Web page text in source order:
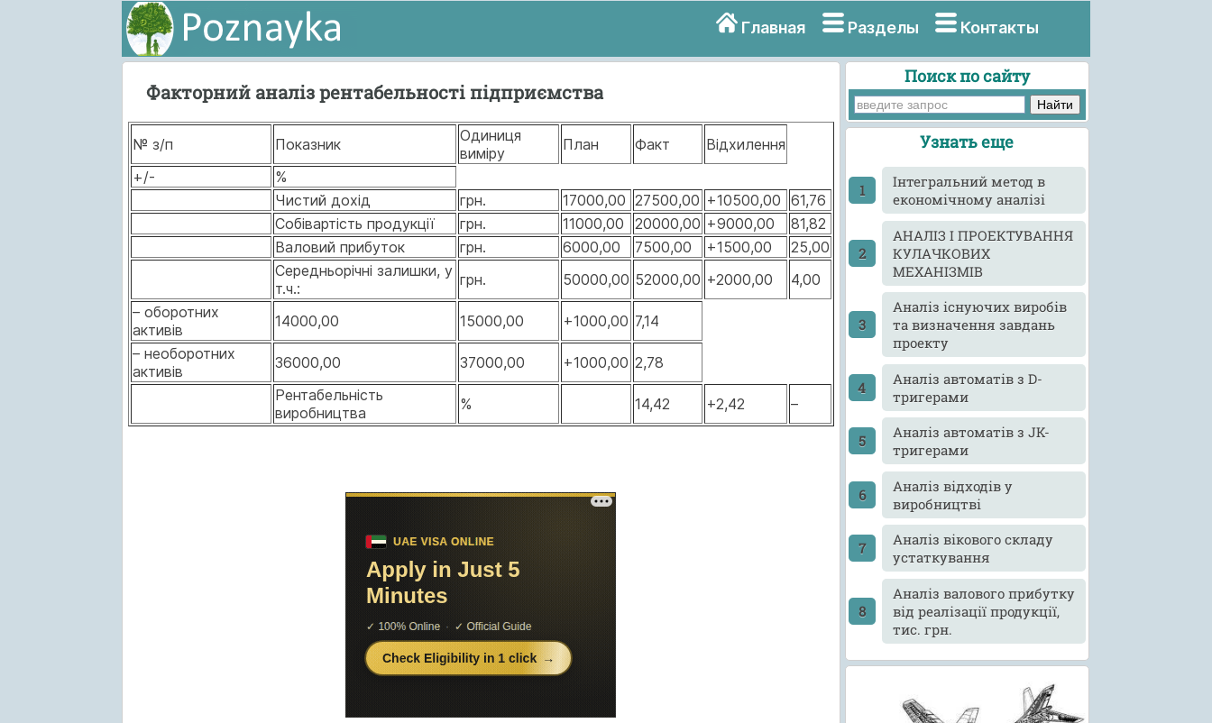
Главная Разделы Контакты
Факторний аналіз рентабельності підприємства
№ з/п Показник
Одиниця
виміру
План Факт
Відхилення
+/-
%
Чистий дохід
грн. 17000,00 27500,00 +10500,00 61,76
Собівартість продукції
грн. 11000,00 20000,00 +9000,00
81,82
Валовий прибуток
грн. 6000,00 7500,00 +1500,00
25,00
Середньорічні залишки, у
т.ч.:
грн. 50000,00 52000,00 +2000,00
4,00
– оборотних
активів
14000,00 15000,00 +1000,00 7,14
– необоротних
активів
36000,00 37000,00 +1000,00 2,78
Рентабельність
виробництва
% 14,42 +2,42 –
Поиск по сайту
Узнать еще
Інтегральний метод в
економічному аналізі
АНАЛІЗ І ПРОЕКТУВАННЯ
КУЛАЧКОВИХ
МЕХАНІЗМІВ
Аналіз існуючих виробів
та визначення завдань
проекту
Аналіз автоматів з D-
тригерами
Аналіз автоматів з JK-
тригерами
Аналіз відходів у
виробництві
Аналіз вікового складу
устаткування
Аналіз валового прибутку
від реалізації продукції,
тис. грн.